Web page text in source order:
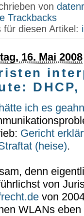
von
Trackbacks
für diesen Artikel:
16. Mai 2008
ich es
Gericht
(heise).
denn
von
von
WLANs eben